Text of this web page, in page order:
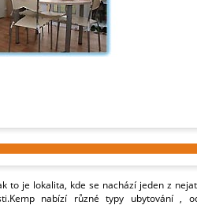
to je lokalita, kde se nachází jeden z
nabízí různé typy ubytování ,